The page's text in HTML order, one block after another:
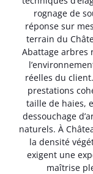
rognage de
réponse sur
terrain du
Abattage arbres
réelles du
prestations
taille de haies,
dessouchage
naturels. À
la densité
exigent une
maîtrise